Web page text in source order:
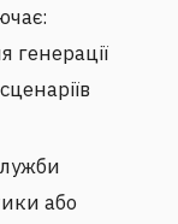
генерації
або